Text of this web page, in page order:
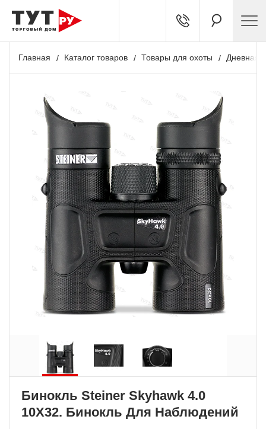
Главная Каталог товаров Товары для охоты Дневная
Бинокль Steiner Skyhawk 4.0
10X32. Бинокль Для Наблюдений